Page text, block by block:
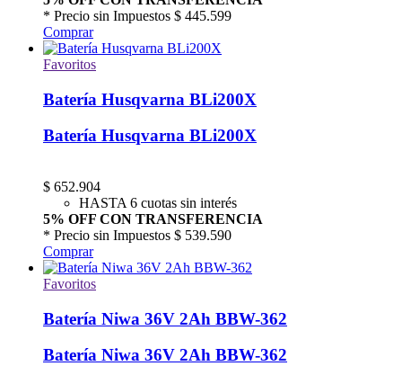
* Precio sin Impuestos $ 445.599
Comprar
Favoritos
Batería Husqvarna BLi200X
Batería Husqvarna BLi200X
$ 652.904
HASTA 6 cuotas sin interés
5% OFF CON TRANSFERENCIA
* Precio sin Impuestos $ 539.590
Comprar
Favoritos
Batería Niwa 36V 2Ah BBW-362
Batería Niwa 36V 2Ah BBW-362